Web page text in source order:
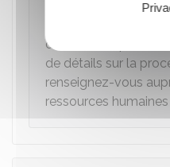
demande auprès de
de détails sur la
renseignez-vous
ressources